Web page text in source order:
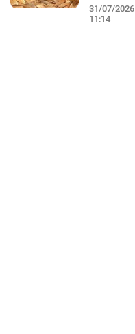
31/07/2026
11:14